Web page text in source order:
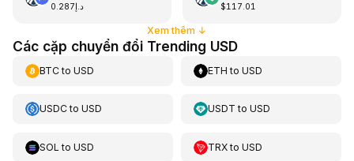
د.إ0.287 $117.01
Xem thêm ↓
Các cặp chuyển đổi Trending USD
BTCto USD ETH toUSD
USDCto USD USDT toUSD
SOL to USD TRXtoUSD